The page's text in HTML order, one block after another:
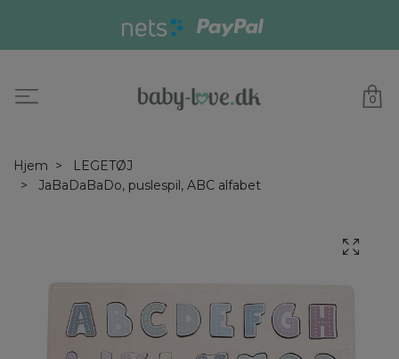
0
Hjem
LEGETØJ
JaBaDaBaDo, puslespil, ABC alfabet